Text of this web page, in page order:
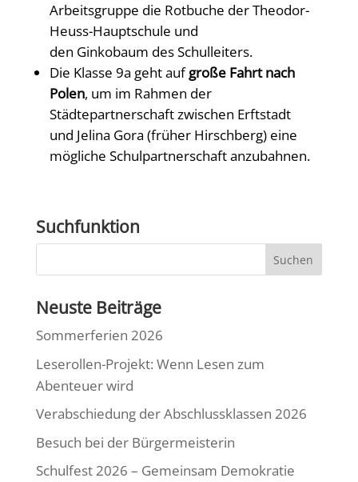
Arbeitsgruppe die Rotbuche der Theodor-
Heuss-Hauptschule und
den Ginkobaum des Schulleiters.
Die Klasse 9a geht aufgroße Fahrt nach
Polen, um im Rahmen der
Städtepartnerschaft zwischen Erftstadt
und Jelina Gora (früher Hirschberg) eine
mögliche Schulpartnerschaft anzubahnen.
Suchfunktion
Neuste Beiträge
Sommerferien 2026
Leserollen-Projekt: Wenn Lesen zum
Abenteuer wird
Verabschiedung der Abschlussklassen 2026
Besuch bei der Bürgermeisterin
Schulfest 2026 – Gemeinsam Demokratie